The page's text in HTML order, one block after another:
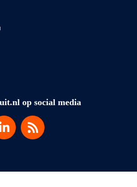
op social media